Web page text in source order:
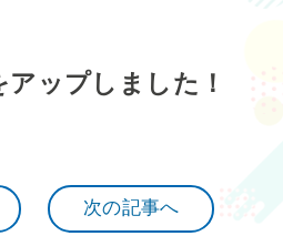
ップしました！
次の記事へ